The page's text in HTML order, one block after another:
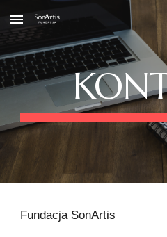
Skip to main content
Fundacja SonArtis